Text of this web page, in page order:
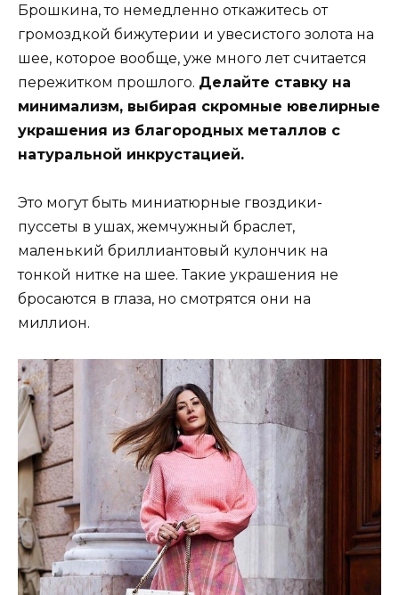
Брошкина, то немедленно откажитесь от
громоздкой бижутерии и увесистого золота на
шее, которое вообще, уже много лет считается
пережитком прошлого. Делайте ставку на
минимализм, выбирая скромные ювелирные
украшения из благородных металлов с
натуральной инкрустацией.
Это могут быть миниатюрные гвоздики-
пуссеты в ушах, жемчужный браслет,
маленький бриллиантовый кулончик на
тонкой нитке на шее. Такие украшения не
бросаются в глаза, но смотрятся они на
миллион.